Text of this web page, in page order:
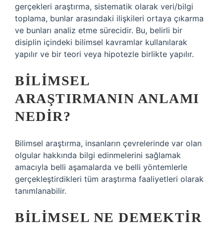
gerçekleri araştırma, sistematik olarak veri/bilgi
toplama, bunlar arasındaki ilişkileri ortaya çıkarma
ve bunları analiz etme sürecidir. Bu, belirli bir
disiplin içindeki bilimsel kavramlar kullanılarak
yapılır ve bir teori veya hipotezle birlikte yapılır.
BILIMSEL
ARAŞTIRMANIN ANLAMI
NEDIR?
Bilimsel araştırma, insanların çevrelerinde var olan
olgular hakkında bilgi edinmelerini sağlamak
amacıyla belli aşamalarda ve belli yöntemlerle
gerçekleştirdikleri tüm araştırma faaliyetleri olarak
tanımlanabilir.
BILIMSEL NE DEMEKTIR